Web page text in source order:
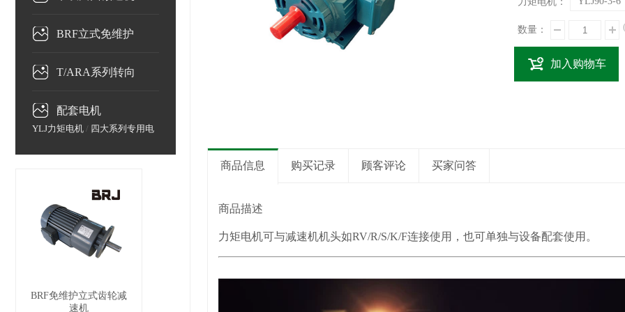
BRF立式免维护
T/ARA系列转向
配套电机
YLJ力矩电机 / 四大系列专用电
数量：
加入购物车
商品信息 购买记录 顾客评论 买家问答
商品描述
力矩电机可与减速机机头如RV/R/S/K/F连接使用，也可单独与设备配套使用。
BRF免维护立式齿轮减
速机